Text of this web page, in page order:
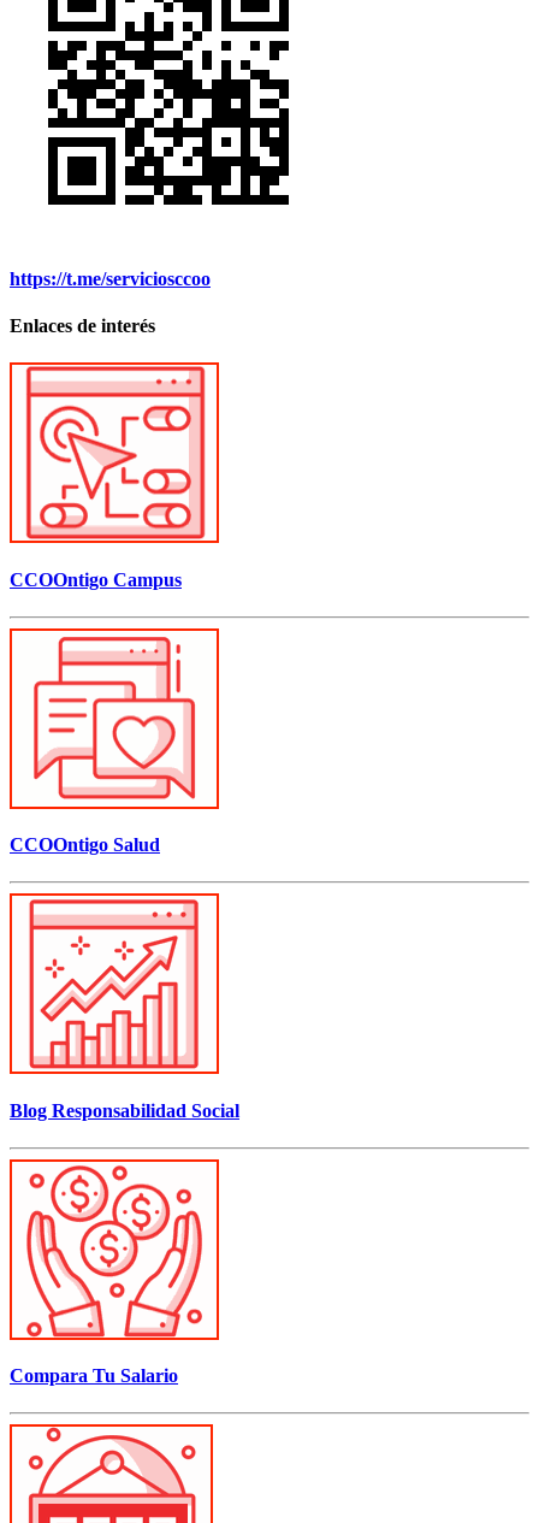
https://t.me/serviciosccoo
Enlaces de interés
CCOOntigo Campus
CCOOntigo Salud
Blog Responsabilidad Social
Compara Tu Salario